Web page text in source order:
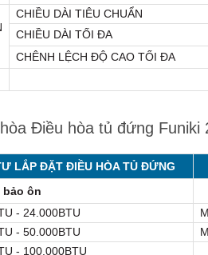
CHIỀU DÀI TIÊU CHUẨN
CHIỀU DÀI TỐI ĐA
CHÊNH LỆCH ĐỘ CAO TỐI ĐA
Điều hòa tủ đứng Funiki
LẮP ĐẶT ĐIỀU HÒA TỦ ĐỨNG
bảo ôn
- 24.000BTU
- 50.000BTU
- 100.000BTU